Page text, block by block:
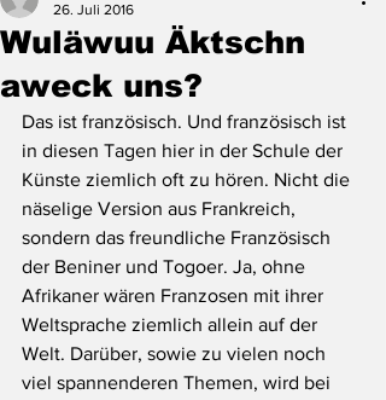
Wuläwuu Äktschn
aweck uns?
26. Juli 2016
Das ist französisch. Und französisch ist
in diesen Tagen hier in der Schule der
Künste ziemlich oft zu hören. Nicht die
näselige Version aus Frankreich,
sondern das freundliche Französisch
der Beniner und Togoer. Ja, ohne
Afrikaner wären Franzosen mit ihrer
Weltsprache ziemlich allein auf der
Welt. Darüber, sowie zu vielen noch
viel spannenderen Themen, wird bei